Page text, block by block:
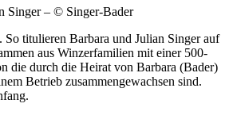
Singer – © Singer-Bader
So titulieren Barbara und Julian Singer auf
aus Winzerfamilien mit einer 500-
die durch die Heirat von Barbara (Bader)
Betrieb zusammengewachsen sind.